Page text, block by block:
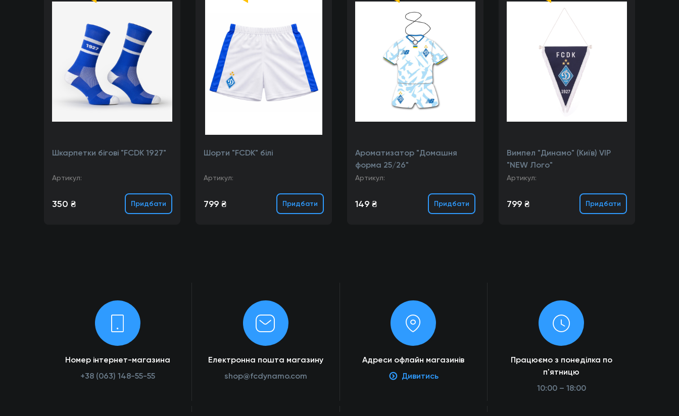
Шкарпетки бігові "FCDK 1927"
Артикул:
350 ₴ Придбати
Шорти "FCDK" білі
Артикул:
799 ₴ Придбати
Ароматизатор "Домашня
форма 25/26"
Артикул:
149 ₴ Придбати
Вимпел "Динамо" (Київ) VIP
"NEW Лого"
Артикул:
799 ₴ Придбати
Номер інтернет-магазина
+38 (063) 148-55-55
Електронна пошта магазину
shop@fcdynamo.com
Адреси офлайн магазинів
Дивитись
Працюємо з понеділка по
п'ятницю
10:00 – 18:00